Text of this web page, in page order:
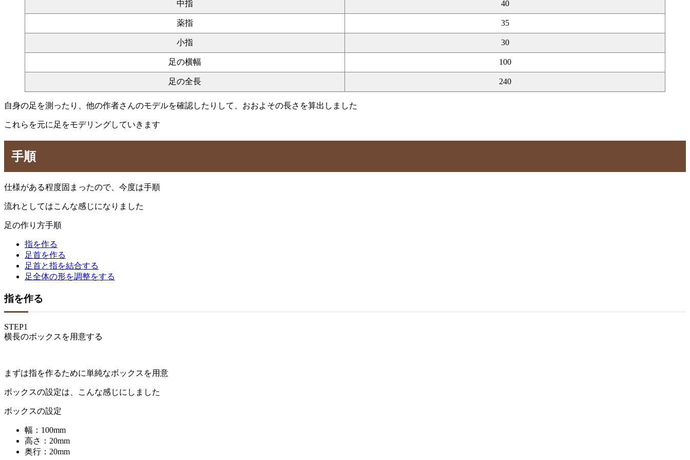
中指 40
薬指 35
小指 30
足の横幅 100
足の全長 240
自身の足を測ったり、他の作者さんのモデルを確認したりして、おおよその長さを算出しました
これらを元に足をモデリングしていきます
手順
仕様がある程度固まったので、今度は手順
流れとしてはこんな感じになりました
足の作り方手順
指を作る
足首を作る
足首と指を結合する
足全体の形を調整をする
指を作る
STEP1
横長のボックスを用意する
まずは指を作るために単純なボックスを用意
ボックスの設定は、こんな感じにしました
ボックスの設定
幅：100mm
高さ：20mm
奥行：20mm